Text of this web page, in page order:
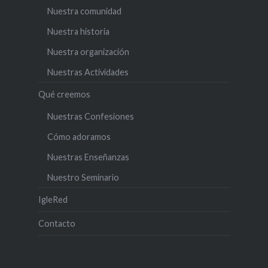
Nuestra comunidad
Nuestra historia
Nuestra organización
Nuestras Actividades
Qué creemos
Nuestras Confesiones
Cómo adoramos
Nuestras Enseñanzas
Nuestro Seminario
IgleRed
Contacto